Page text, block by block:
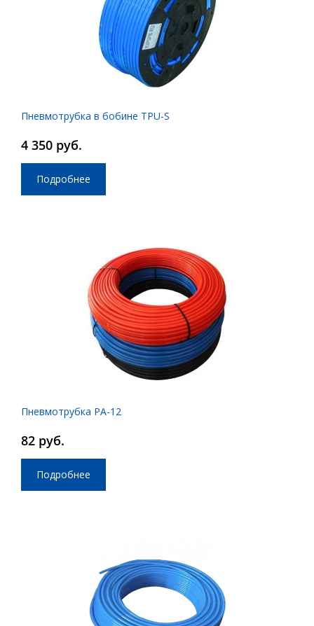
Пневмотрубка в бобине TPU-S
4 350 руб.
Подробнее
Пневмотрубка PA-12
82 руб.
Подробнее